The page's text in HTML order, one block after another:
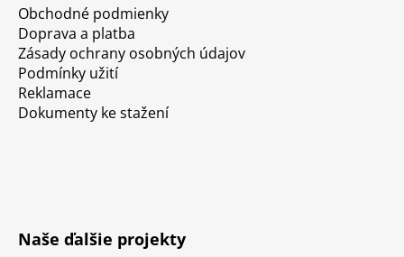
Obchodné podmienky
Doprava a platba
Zásady ochrany osobných údajov
Podmínky užití
Reklamace
Dokumenty ke stažení
Naše ďalšie projekty